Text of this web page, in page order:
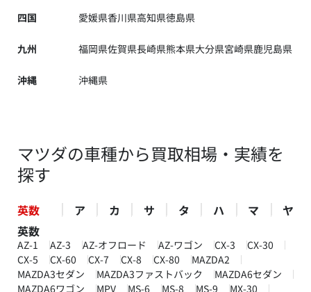
四国 愛媛県香川県高知県徳島県
九州 福岡県佐賀県長崎県熊本県大分県宮崎県鹿児島県
沖縄 沖縄県
マツダの車種から買取相場・実績を
探す
英数 ア カ サ タ ハ マ
ヤ
英数
AZ-1 AZ-3 AZ-オフロード AZ-ワゴン CX-3
CX-30
CX-5
CX-60 CX-7 CX-8 CX-80
MAZDA2
MAZDA3セダン
MAZDA3ファストバック
MAZDA6セダン
MAZDA6ワゴン
MPV MS-6 MS-8 MS-9
MX-30